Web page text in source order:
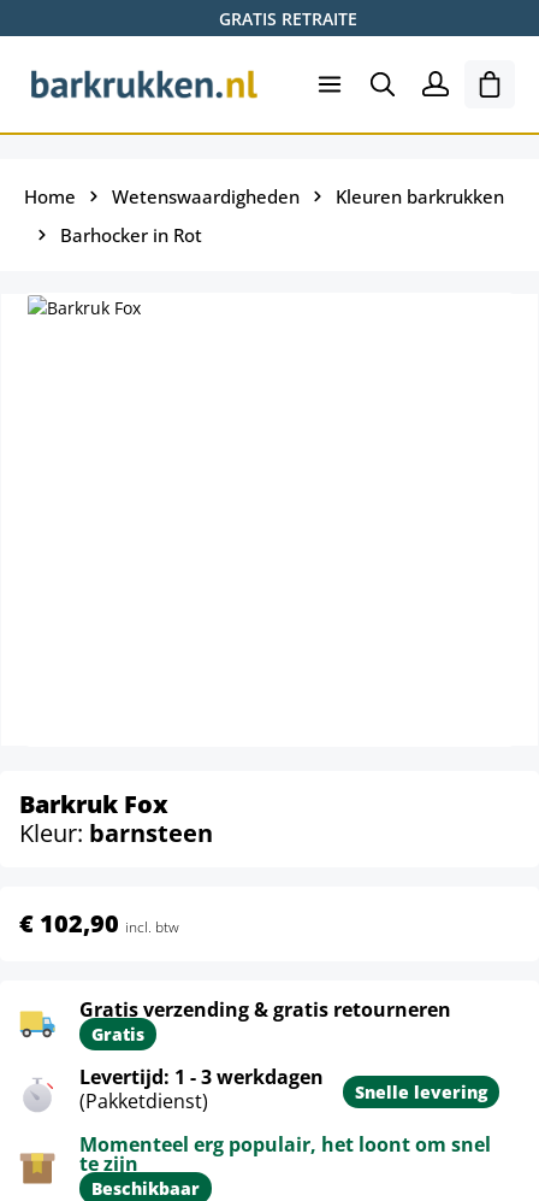
GRATIS RETRAITE
Home Wetenswaardigheden
Kleuren barkrukken
Barhocker in Rot
Barkruk Fox
Kleur: barnsteen
€ 102,90 incl. btw
Gratis verzending & gratis retourneren
Gratis
Levertijd: 1 - 3 werkdagen
(Pakketdienst)
Snelle levering
Momenteel erg populair, het loont om snel
te zijn
Beschikbaar